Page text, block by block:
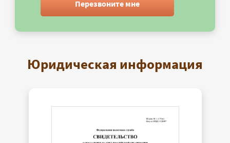
Перезвоните мне
Юридическая информация